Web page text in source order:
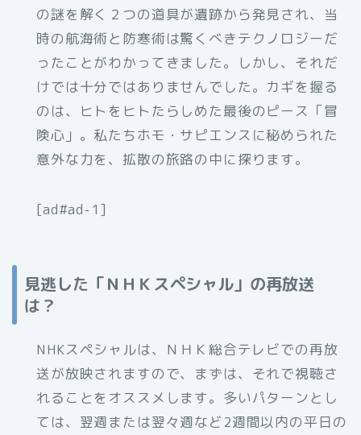
の謎を解く２つの道具が遺跡から発見され、当
時の航海術と防寒術は驚くべきテクノロジーだ
ったことがわかってきました。しかし、それだ
けでは十分ではありませんでした。カギを握る
のは、ヒトをヒトたらしめた最後のピース「冒
険心」。私たちホモ・サピエンスに秘められた
意外な力を、拡散の旅路の中に探ります。
[ad#ad-1]
見逃した「ＮＨＫスペシャル」の再放送
は？
NHKスペシャルは、ＮＨＫ総合テレビでの再放
送が放映されますので、まずは、それで視聴さ
れることをオススメします。多いパターンとし
ては、翌週または翌々週など2週間以内の平日の